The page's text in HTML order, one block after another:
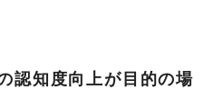
認知度向上が目的の場